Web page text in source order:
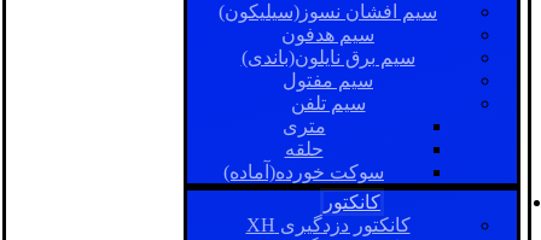
سیم افشان نسوز(سیلیکون)
سیم هدفون
سیم برق نایلون(باندی)
سیم مفتول
سیم تلفن
متری
حلقه
سوکت خورده(آماده)
کانکتور
کانکتور دزدگیری XH